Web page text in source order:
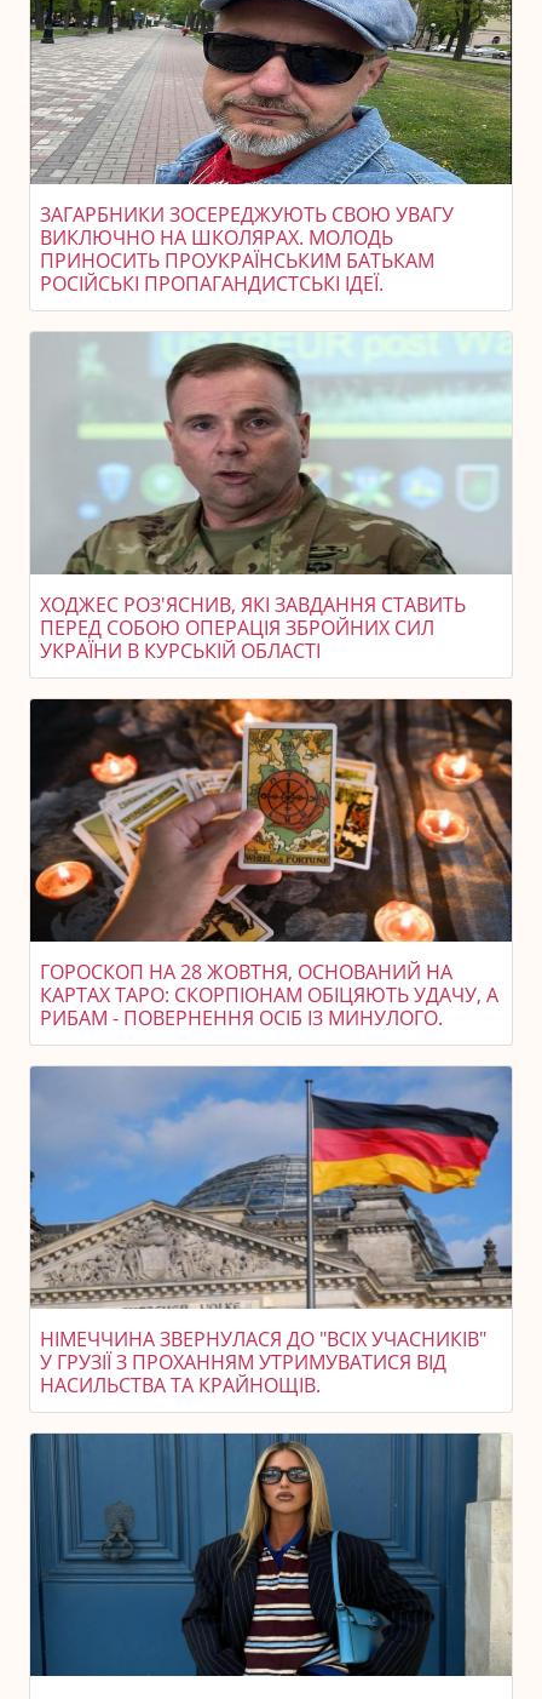
ЗАГАРБНИКИ ЗОСЕРЕДЖУЮТЬ СВОЮ УВАГУ
ВИКЛЮЧНО НА ШКОЛЯРАХ. МОЛОДЬ
ПРИНОСИТЬ ПРОУКРАЇНСЬКИМ БАТЬКАМ
РОСІЙСЬКІ ПРОПАГАНДИСТСЬКІ ІДЕЇ.
ХОДЖЕС РОЗ'ЯСНИВ, ЯКІ ЗАВДАННЯ СТАВИТЬ
ПЕРЕД СОБОЮ ОПЕРАЦІЯ ЗБРОЙНИХ СИЛ
УКРАЇНИ В КУРСЬКІЙ ОБЛАСТІ
ГОРОСКОП НА 28 ЖОВТНЯ, ОСНОВАНИЙ НА
КАРТАХ ТАРО: СКОРПІОНАМ ОБІЦЯЮТЬ УДАЧУ, А
РИБАМ - ПОВЕРНЕННЯ ОСІБ ІЗ МИНУЛОГО.
НІМЕЧЧИНА ЗВЕРНУЛАСЯ ДО "ВСІХ УЧАСНИКІВ"
У ГРУЗІЇ З ПРОХАННЯМ УТРИМУВАТИСЯ ВІД
НАСИЛЬСТВА ТА КРАЙНОЩІВ.